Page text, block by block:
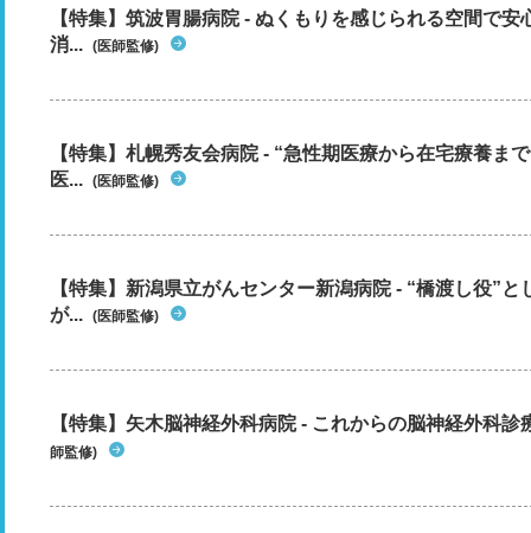
【特集】筑波胃腸病院 - ぬくもりを感じられる空間で
消... (医師監修)
【特集】札幌秀友会病院 - “急性期医療から在宅療養ま
医... (医師監修)
【特集】新潟県立がんセンター新潟病院 - “橋渡し役”
が... (医師監修)
【特集】矢木脳神経外科病院 - これからの脳神経外科
師監修)